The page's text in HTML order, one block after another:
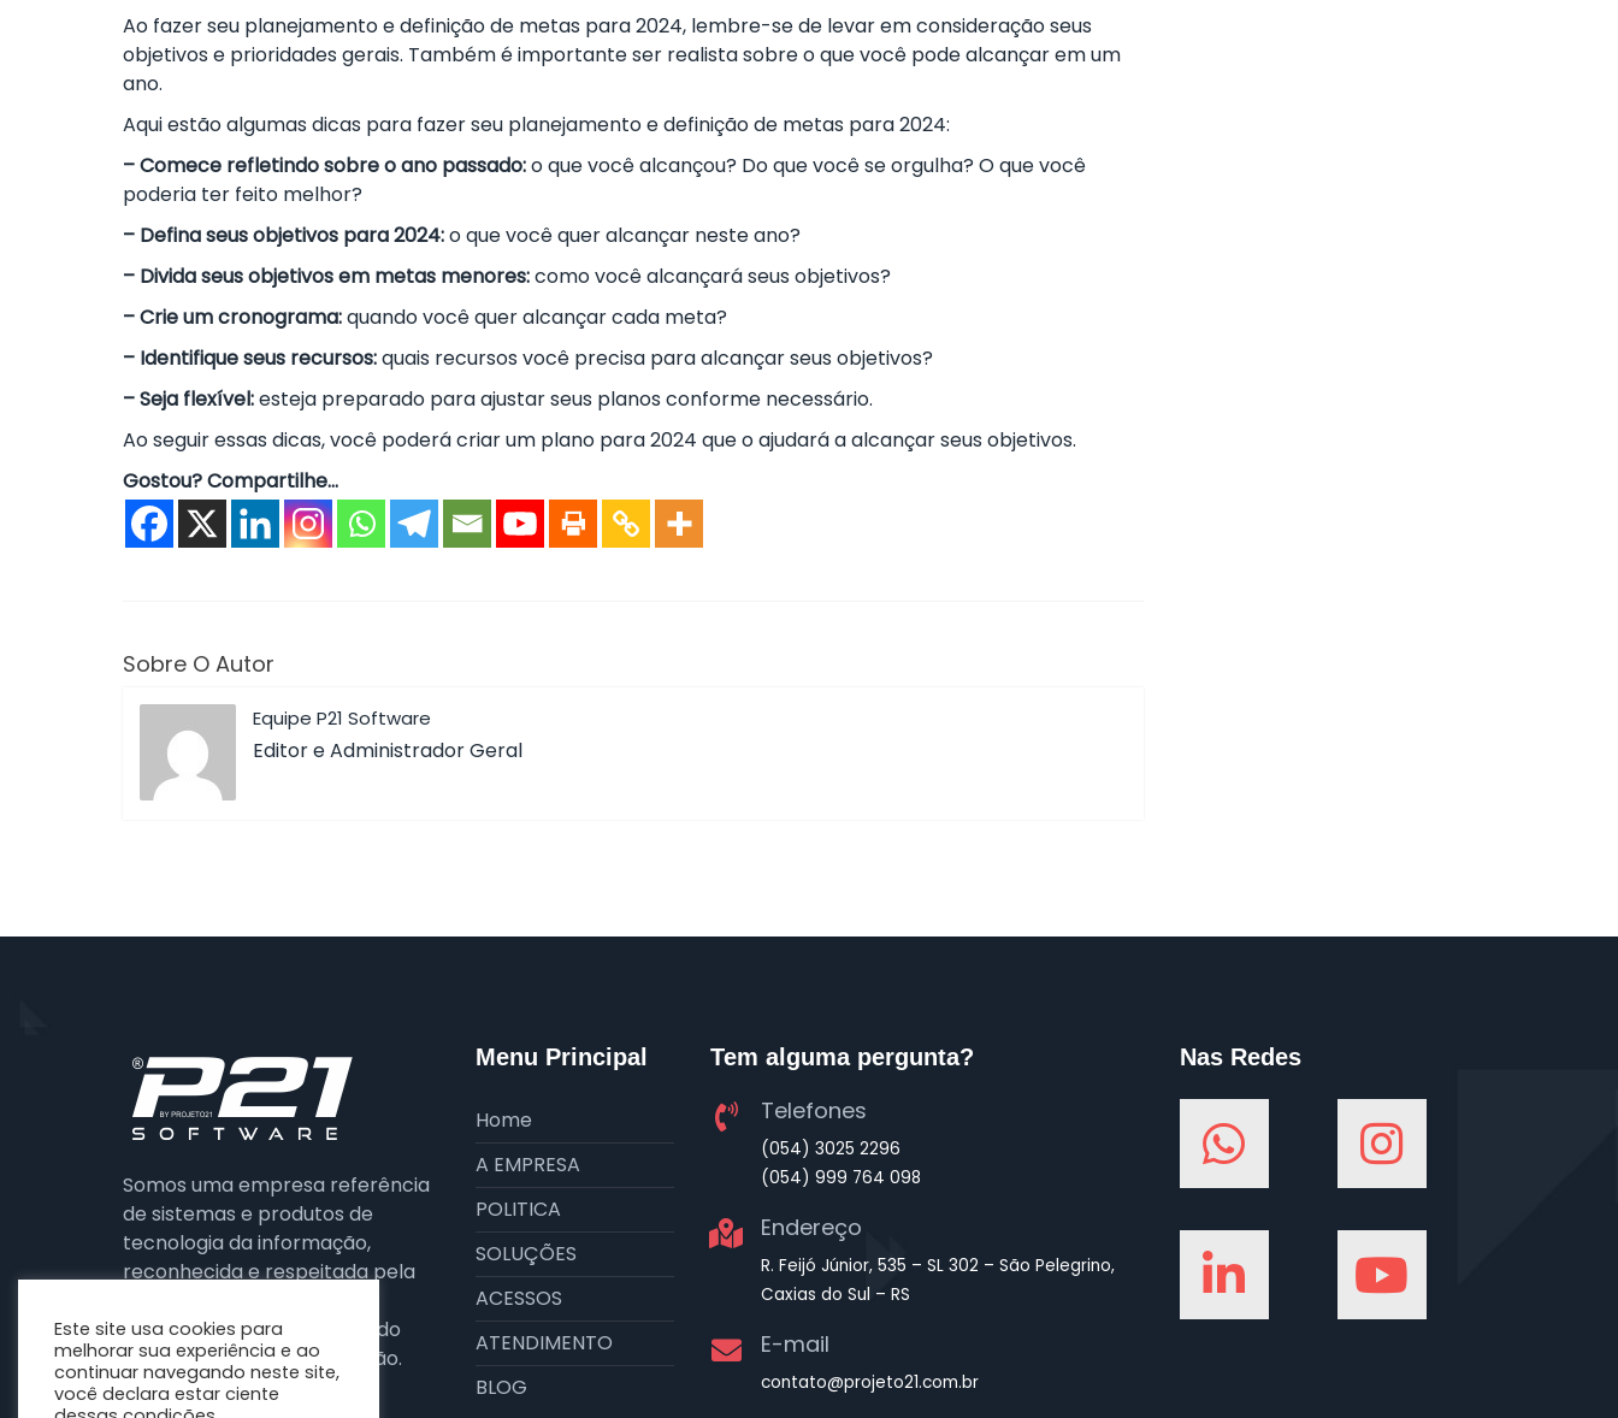
Ao fazer seu planejamento e definição de metas para 2024, lembre-se de levar em consideração seus
objetivos e prioridades gerais. Também é importante ser realista sobre o que você pode alcançar em um
ano.
Aqui estão algumas dicas para fazer seu planejamento e definição de metas para 2024:
– Comece refletindo sobre o ano passado:o que você alcançou? Do que você se orgulha? O que você
poderia ter feito melhor?
– Defina seus objetivos para 2024:o que você quer alcançar neste ano?
– Divida seus objetivos em metas menores:como você alcançará seus objetivos?
– Crie um cronograma:quando você quer alcançar cada meta?
– Identifique seus recursos:quais recursos você precisa para alcançar seus objetivos?
– Seja flexível:esteja preparado para ajustar seus planos conforme necessário.
Ao seguir essas dicas, você poderá criar um plano para 2024 que o ajudará a alcançar seus objetivos.
Gostou? Compartilhe...
Sobre O Autor
Equipe P21 Software
Editor e Administrador Geral
Somos uma empresa referência
de sistemas e produtos de
tecnologia da informação,
reconhecida e respeitada pela
serviços prestados dentro do
segmento e área de atuação.
Menu Principal
Home
A EMPRESA
POLITICA
SOLUÇÕES
ACESSOS
ATENDIMENTO
BLOG
Tem alguma pergunta?
Telefones
(054) 3025 2296
(054) 999 764 098
Endereço
R. Feijó Júnior, 535 – SL 302 – São Pelegrino,
Caxias do Sul – RS
E-mail
contato@projeto21.com.br
Nas Redes
Este site usa cookies para
melhorar sua experiência e ao
continuar navegando neste site,
você declara estar ciente